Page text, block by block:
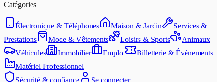
Catégories
Électronique & Téléphones Maison & Jardin
Services &
Prestations
Mode & Vêtements Loisirs & Sports
Animaux
Véhicules
Immobilier Emploi
Billetterie & Événements
Matériel Professionnel
Sécurité & confiance
Se connecter